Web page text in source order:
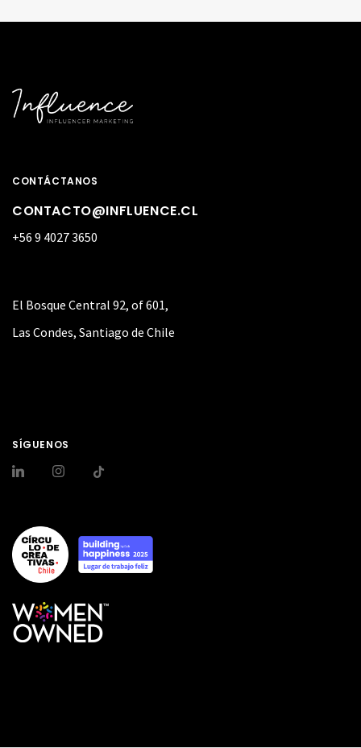
CONTÁCTANOS
CONTACTO@INFLUENCE.CL
+56 9 4027 3650
El Bosque Central 92, of 601,
Las Condes, Santiago de Chile
SÍGUENOS